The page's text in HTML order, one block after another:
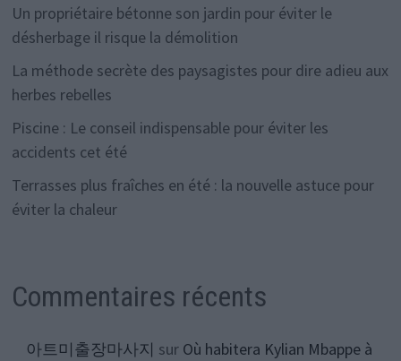
Un propriétaire bétonne son jardin pour éviter le
désherbage il risque la démolition
La méthode secrète des paysagistes pour dire adieu aux
herbes rebelles
Piscine : Le conseil indispensable pour éviter les
accidents cet été
Terrasses plus fraîches en été : la nouvelle astuce pour
éviter la chaleur
Commentaires récents
아트미출장마사지 sur Où habitera Kylian Mbappe à